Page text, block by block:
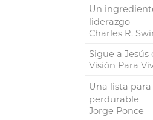
Un
liderazgo
Charles R.
Sigue a
Visión Para
Una lista
perdurable
Jorge Ponce